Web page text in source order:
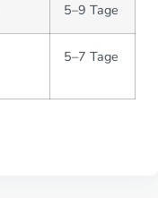
5–9 Tage
5–7 Tage